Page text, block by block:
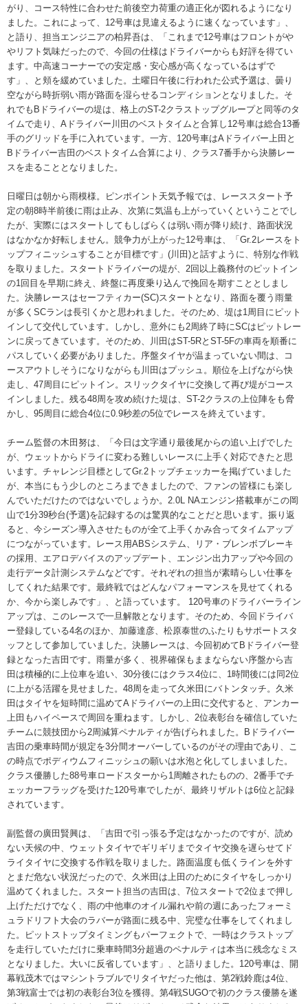
がり、コース特性に合わせた前後空力荷重の適正化が図れるようになり
ました。これによって、12号車は見違えるように速くなっています」、
と語り、担当エンジニアの柏昇吾は、「これまで12号車はフロントがや
やリフト気味だったので、今回の仕様はドライバーからも好評を得てい
ます。中高速コーナーでの安定感・安心感が高くなっているはずで
す」、と頬を緩めていました。土曜日午後に行われた公式予選は、曇り
空ながら時折弱い雨が路面を湿らせるコンディションとなりました。そ
れでもBドライバーの堤は、格上のST-2クラストップグループと同等のタ
イムで走り、Aドライバー川田のベストタイムと合算し12号車は総合13番
手のグリッドを手に入れています。一方、120号車はAドライバー上田と
Bドライバー吉田のベストタイム合算により、クラス7番手から決勝レー
スを走ることとなりました。
日曜日は朝から雨模様。ピンポイント天気予報では、レーススタート予
定の朝8時半前後に雨は止み、次第に気温も上がっていくということでし
たが、実際にはスタートしてもしばらくは弱い雨が降り続け、路面状況
はなかなか好転しません。競争力が上がった12号車は、「Gr.2レースをト
ップフィニッシュすることが目標です」(川田)と話すように、特別な作戦
を取りました。スタートドライバーの堤が、2回以上義務付のピットイン
の1回目を早期に終え、終盤に再度乗り込んで挽回を期すこととしまし
た。決勝レースはセーフティカー(SC)スタートとなり、路面を覆う雨量
が多くSCランは長引くかと思われました。そのため、堤は1周目にピット
インして交代しています。しかし、意外にも2周終了時にSCはピットレー
ンに戻ってきています。そのため、川田はST-5RとST-5Fの車両を順番に
パスしていく必要がありました。序盤タイヤが温まっていない間は、コ
ースアウトしそうになりながらも川田はプッシュ。順位を上げながら快
走し、47周目にピットイン。スリックタイヤに交換して再び堤がコース
インしました。残る48周を攻め続けた堤は、ST-2クラスの上位陣をも脅
かし、95周目に総合4位に0.9秒差の5位でレースを終えています。
チーム監督の木田努は、「今日は文字通り最後尾からの追い上げでした
が、ウェットからドライに変わる難しいレースに上手く対応できたと思
います。チャレンジ目標としてGr.2トップチェッカーを掲げていました
が、本当にもう少しのところまできましたので、ファンの皆様にも楽し
んでいただけたのではないでしょうか。2.0L NAエンジン搭載車がこの岡
山で1分39秒台(予選)を記録するのは驚異的なことだと思います。振り返
ると、今シーズン導入させたものが全て上手くかみ合ってタイムアップ
につながっています。レース用ABSシステム、リア・ブレンボブレーキ
の採用、エアロデバイスのアップデート、エンジン出力アップや今回の
走行データ計測システムなどです。それぞれの担当が素晴らしい仕事を
してくれた結果です。最終戦ではどんなパフォーマンスを見せてくれる
か、今から楽しみです」、と語っています。 120号車のドライバーライン
アップは、このレースで一旦解散となります。そのため、今回ドライバ
ー登録している4名のほか、加藤達彦、松原泰世のふたりもサポートスタ
ッフとして参加していました。決勝レースは、今回初めてBドライバー登
録となった吉田です。雨量が多く、視界確保もままならない序盤から吉
田は積極的に上位車を追い、30分後にはクラス4位に、1時間後には同2位
に上がる活躍を見せました。48周を走って久米田にバトンタッチ。久米
田はタイヤを短時間に温めてAドライバーの上田に交代すると、アンカー
上田もハイペースで周回を重ねます。しかし、2位表彰台を確信していた
チームに競技団から2周減算ペナルティが告げられました。Bドライバー
吉田の乗車時間が規定を3分間オーバーしているのがその理由であり、こ
の時点でポディウムフィニッシュの願いは水泡と化してしまいました。
クラス優勝した88号車ロードスターから1周離されたものの、2番手でチ
ェッカーフラッグを受けた120号車でしたが、最終リザルトは6位と記録
されています。
副監督の廣田賢興は、「吉田で引っ張る予定はなかったのですが、読め
ない天候の中、ウェットタイヤでギリギリまでタイヤ交換を遅らせてド
ライタイヤに交換する作戦を取りました。路面温度も低くラインを外す
とまだ危ない状況だったので、久米田は上田のためにタイヤをしっかり
温めてくれました。スタート担当の吉田は、7位スタートで2位まで押し
上げただけでなく、雨の中他車のオイル漏れや前の週にあったフォーミ
ュラドリフト大会のラバーが路面に残る中、完璧な仕事をしてくれまし
た。ピットストップタイミングもパーフェクトで、一時はクラストップ
を走行していただけに乗車時間3分超過のペナルティは本当に残念なミス
となりました。大いに反省しています」、と語りました。120号車は、開
幕戦茂木ではマシントラブルでリタイヤだった他は、第2戦鈴鹿は4位、
第3戦富士では初の表彰台3位を獲得。第4戦SUGOで初のクラス優勝を遂